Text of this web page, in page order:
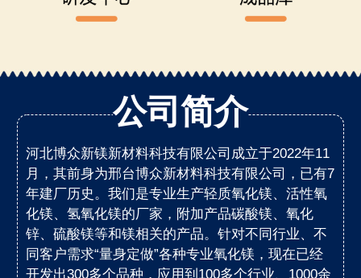
公司简介
河北博众新镁新材料科技有限公司成立于2022年11
月，其前身为邢台博众新材料科技有限公司，已有7
年建厂历史。我们是专业生产轻质氧化镁、活性氧
化镁、氢氧化镁的厂家，附加产品碳酸镁、氧化
锌、硫酸镁等和镁相关的产品。针对不同行业、不
同客户需求“量身定做”各种专业氧化镁，现在已经
开发出300多个品种，应用到100多个行业、1000余